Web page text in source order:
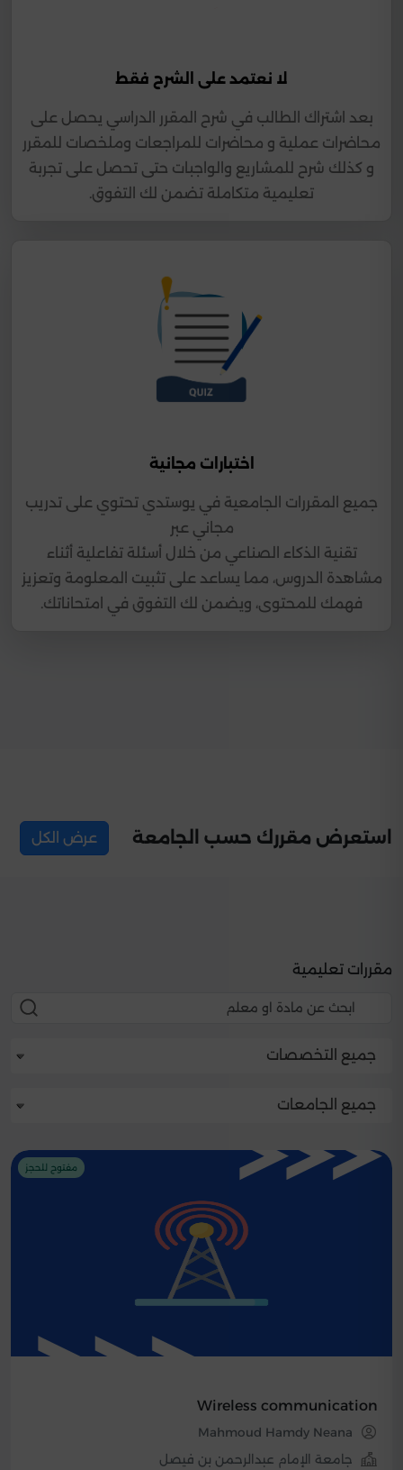
لا نعتمد على الشرح فقط
بعد اشتراك الطالب في شرح المقرر الدراسي يحصل على
محاضرات عملية و محاضرات للمراجعات وملخصات للمقرر
و كذلك شرح للمشاريع والواجبات حتى تحصل على تجربة
تعليمية متكاملة تضمن لك التفوق.
اختبارات مجانية
جميع المقررات الجامعية في يوستدي تحتوي على تدريب
مجاني عبر
تقنية الذكاء الصناعي من خلال أسئلة تفاعلية أثناء
مشاهدة الدروس، مما يساعد على تثبيت المعلومة وتعزيز
فهمك للمحتوى، ويضمن لك التفوق في امتحاناتك.
استعرض مقررك حسب الجامعة عرض الكل
مقررات تعليمية
جميع التخصصات
جميع الجامعات
مفتوح للحجز
Wireless communication
Mahmoud Hamdy Neana
جامعة الإمام عبدالرحمن بن فيصل